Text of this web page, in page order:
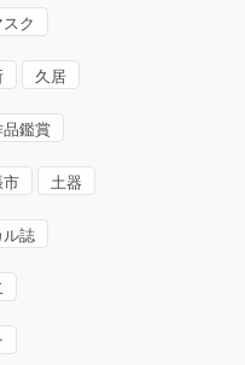
スク
久居
品鑑賞
市 土器
ル誌